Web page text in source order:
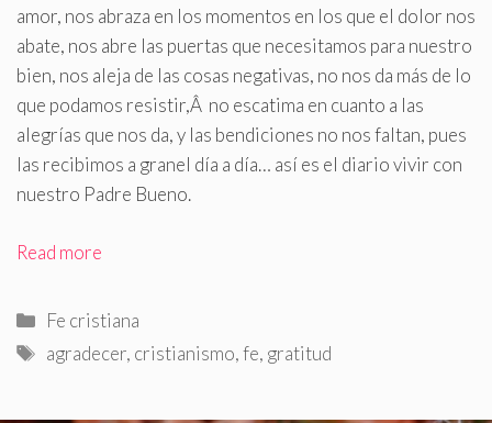
amor, nos abraza en los momentos en los que el dolor nos
abate, nos abre las puertas que necesitamos para nuestro
bien, nos aleja de las cosas negativas, no nos da más de lo
que podamos resistir,Â no escatima en cuanto a las
alegrías que nos da, y las bendiciones no nos faltan, pues
las recibimos a granel día a día… así es el diario vivir con
nuestro Padre Bueno.
Read more
Categorías
Fe cristiana
Etiquetas
agradecer, cristianismo,fe, gratitud